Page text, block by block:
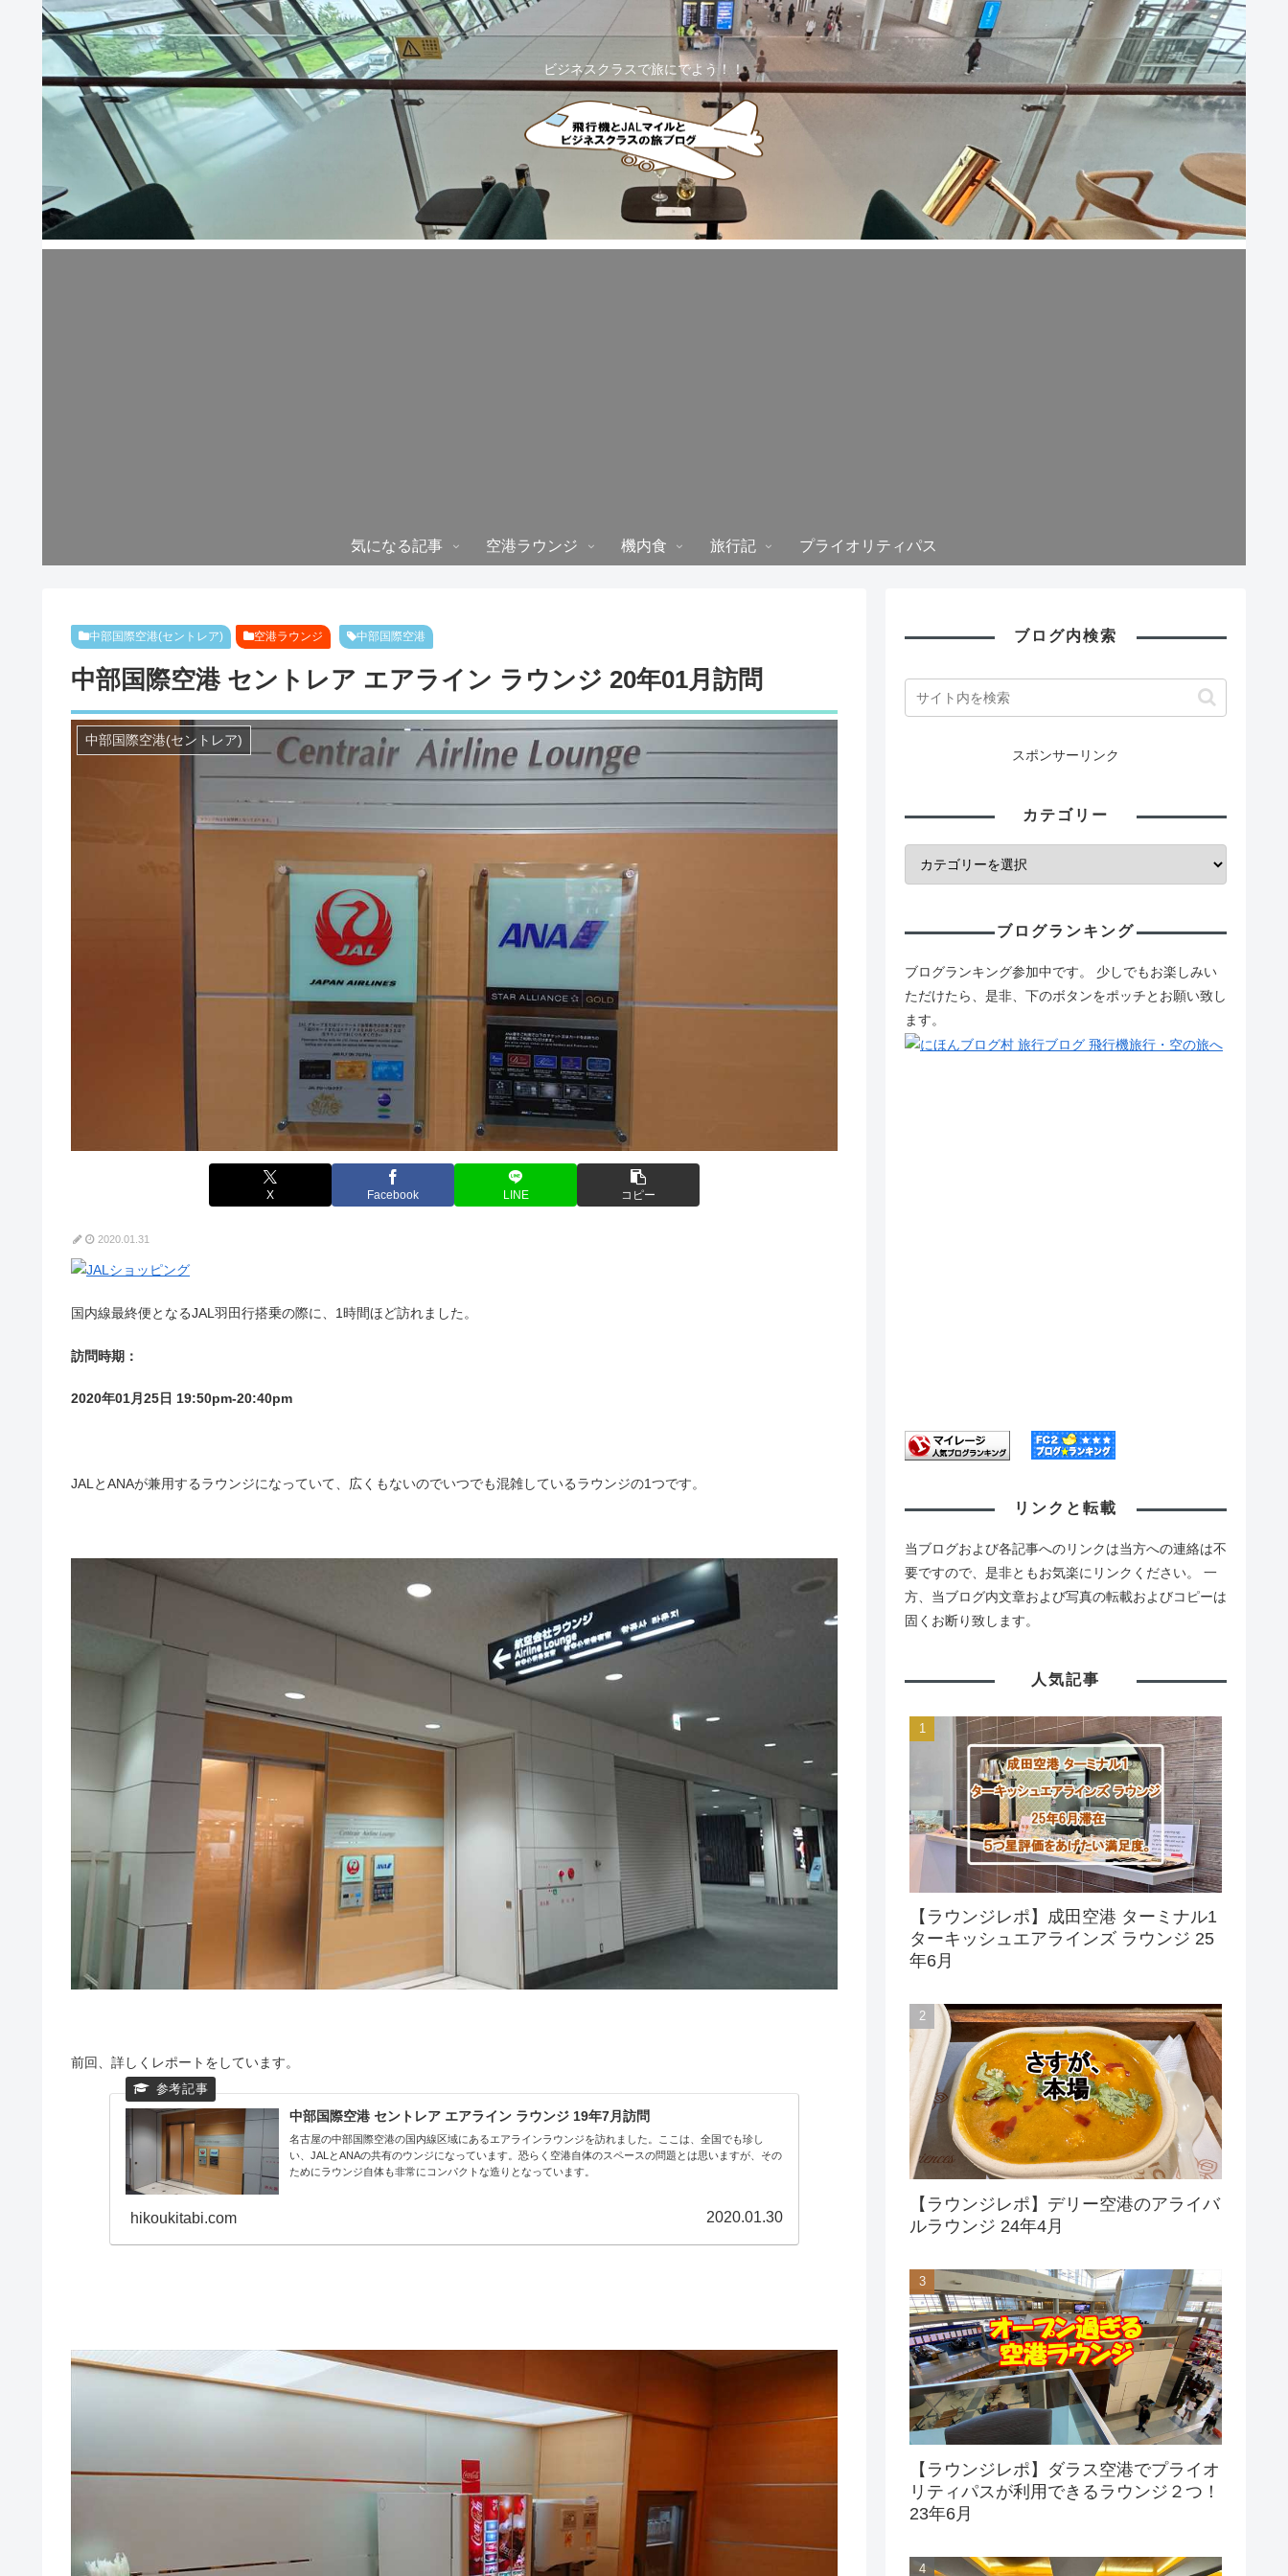
ビジネスクラスで旅にでよう！！
気になる記事 空港ラウンジ 機内食 旅行記 プライオリティパス
中部国際空港(セントレア) 空港ラウンジ 中部国際空港
中部国際空港 セントレア エアライン ラウンジ 20年01月訪問
中部国際空港(セントレア)
X Facebook LINE コピー
2020.01.31
国内線最終便となるJAL羽田行搭乗の際に、1時間ほど訪れました。
訪問時期：
2020年01月25日 19:50pm-20:40pm
JALとANAが兼用するラウンジになっていて、広くもないのでいつでも混雑しているラウンジの1つです。
前回、詳しくレポートをしています。
中部国際空港 セントレア エアライン ラウンジ 19年7月訪問
名古屋の中部国際空港の国内線区域にあるエアラインラウンジを訪れました。ここは、全国でも珍し
い、JALとANAの共有のウンジになっています。恐らく空港自体のスペースの問題とは思いますが、その
ためにラウンジ自体も非常にコンパクトな造りとなっています。
hikoukitabi.com 2020.01.30
ブログ内検索
スポンサーリンク
カテゴリー
ブログランキング
ブログランキング参加中です。 少しでもお楽しみい
ただけたら、是非、下のボタンをポッチとお願い致し
ます。
リンクと転載
当ブログおよび各記事へのリンクは当方への連絡は不
要ですので、是非ともお気楽にリンクください。 一
方、当ブログ内文章および写真の転載およびコピーは
固くお断り致します。
人気記事
【ラウンジレポ】成田空港 ターミナル1
ターキッシュエアラインズ ラウンジ 25
年6月
【ラウンジレポ】デリー空港のアライバ
ルラウンジ 24年4月
【ラウンジレポ】ダラス空港でプライオ
リティパスが利用できるラウンジ２つ！
23年6月